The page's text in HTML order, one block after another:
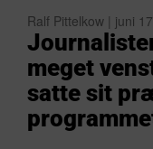
Ralf Pittelkow | juni
meget
satte sit